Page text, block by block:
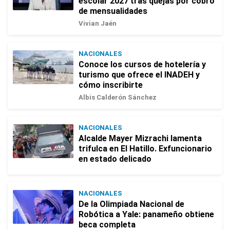
de mensualidades
Vivian Jaén
NACIONALES
Conoce los cursos de hotelería y
turismo que ofrece el INADEH y
cómo inscribirte
Albis Calderón Sánchez
NACIONALES
Alcalde Mayer Mizrachi lamenta
trifulca en El Hatillo. Exfuncionario
en estado delicado
NACIONALES
De la Olimpiada Nacional de
Robótica a Yale: panameño obtiene
beca completa